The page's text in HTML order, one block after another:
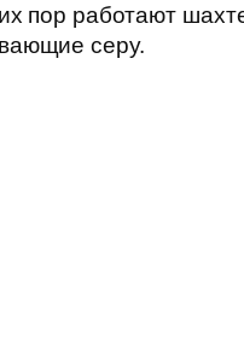
пор работают
серу.